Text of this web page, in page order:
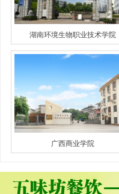
湖南环境生物职业技术学院
广西商业学院